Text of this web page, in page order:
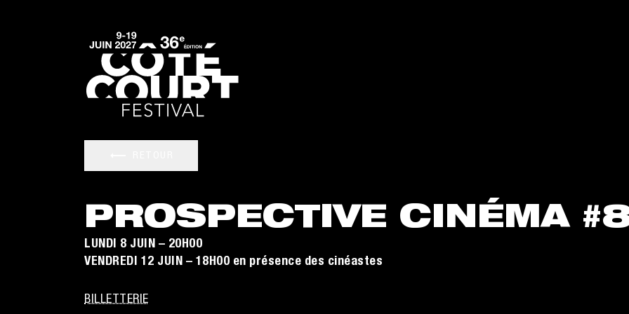
PROSPECTIVE CINÉMA
LUNDI 8 JUIN – 20H00
VENDREDI 12 JUIN – 18H00 en présence des cinéastes
BILLETTERIE